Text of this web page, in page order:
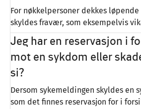
For nøkkelpersoner dekkes
skyldes fravær, som eksempelvis
Jeg har en reservasjon i
mot en sykdom eller
si?
Dersom sykemeldingen skyldes en
som det finnes reservasjon for i